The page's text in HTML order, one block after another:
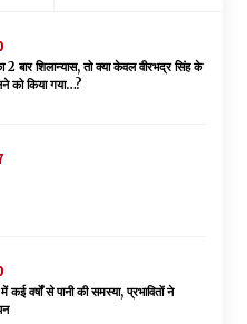
बार शिलान्यास, तो क्या केवल वीरभद्र सिंह के
को किया गया…?
कई वर्षों से पानी की समस्या, प्रभावितों ने